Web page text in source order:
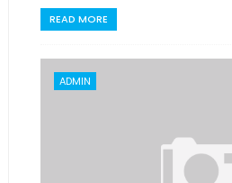
READ MORE
ADMIN